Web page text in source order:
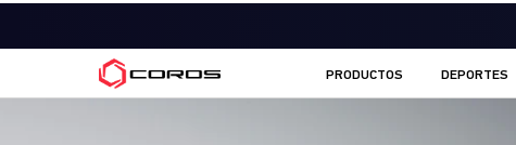
COROS ES
PRODUCTOS DEPORTES